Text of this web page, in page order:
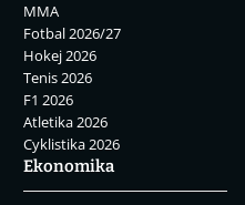
MMA
Fotbal 2026/27
Hokej 2026
Tenis 2026
F1 2026
Atletika 2026
Cyklistika 2026
Ekonomika